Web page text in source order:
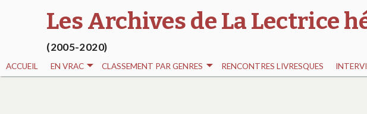
Les Archives de La Lectrice
(2005-2020)
ACCUEIL EN VRAC CLASSEMENT PAR GENRES RENCONTRES LIVRESQUES